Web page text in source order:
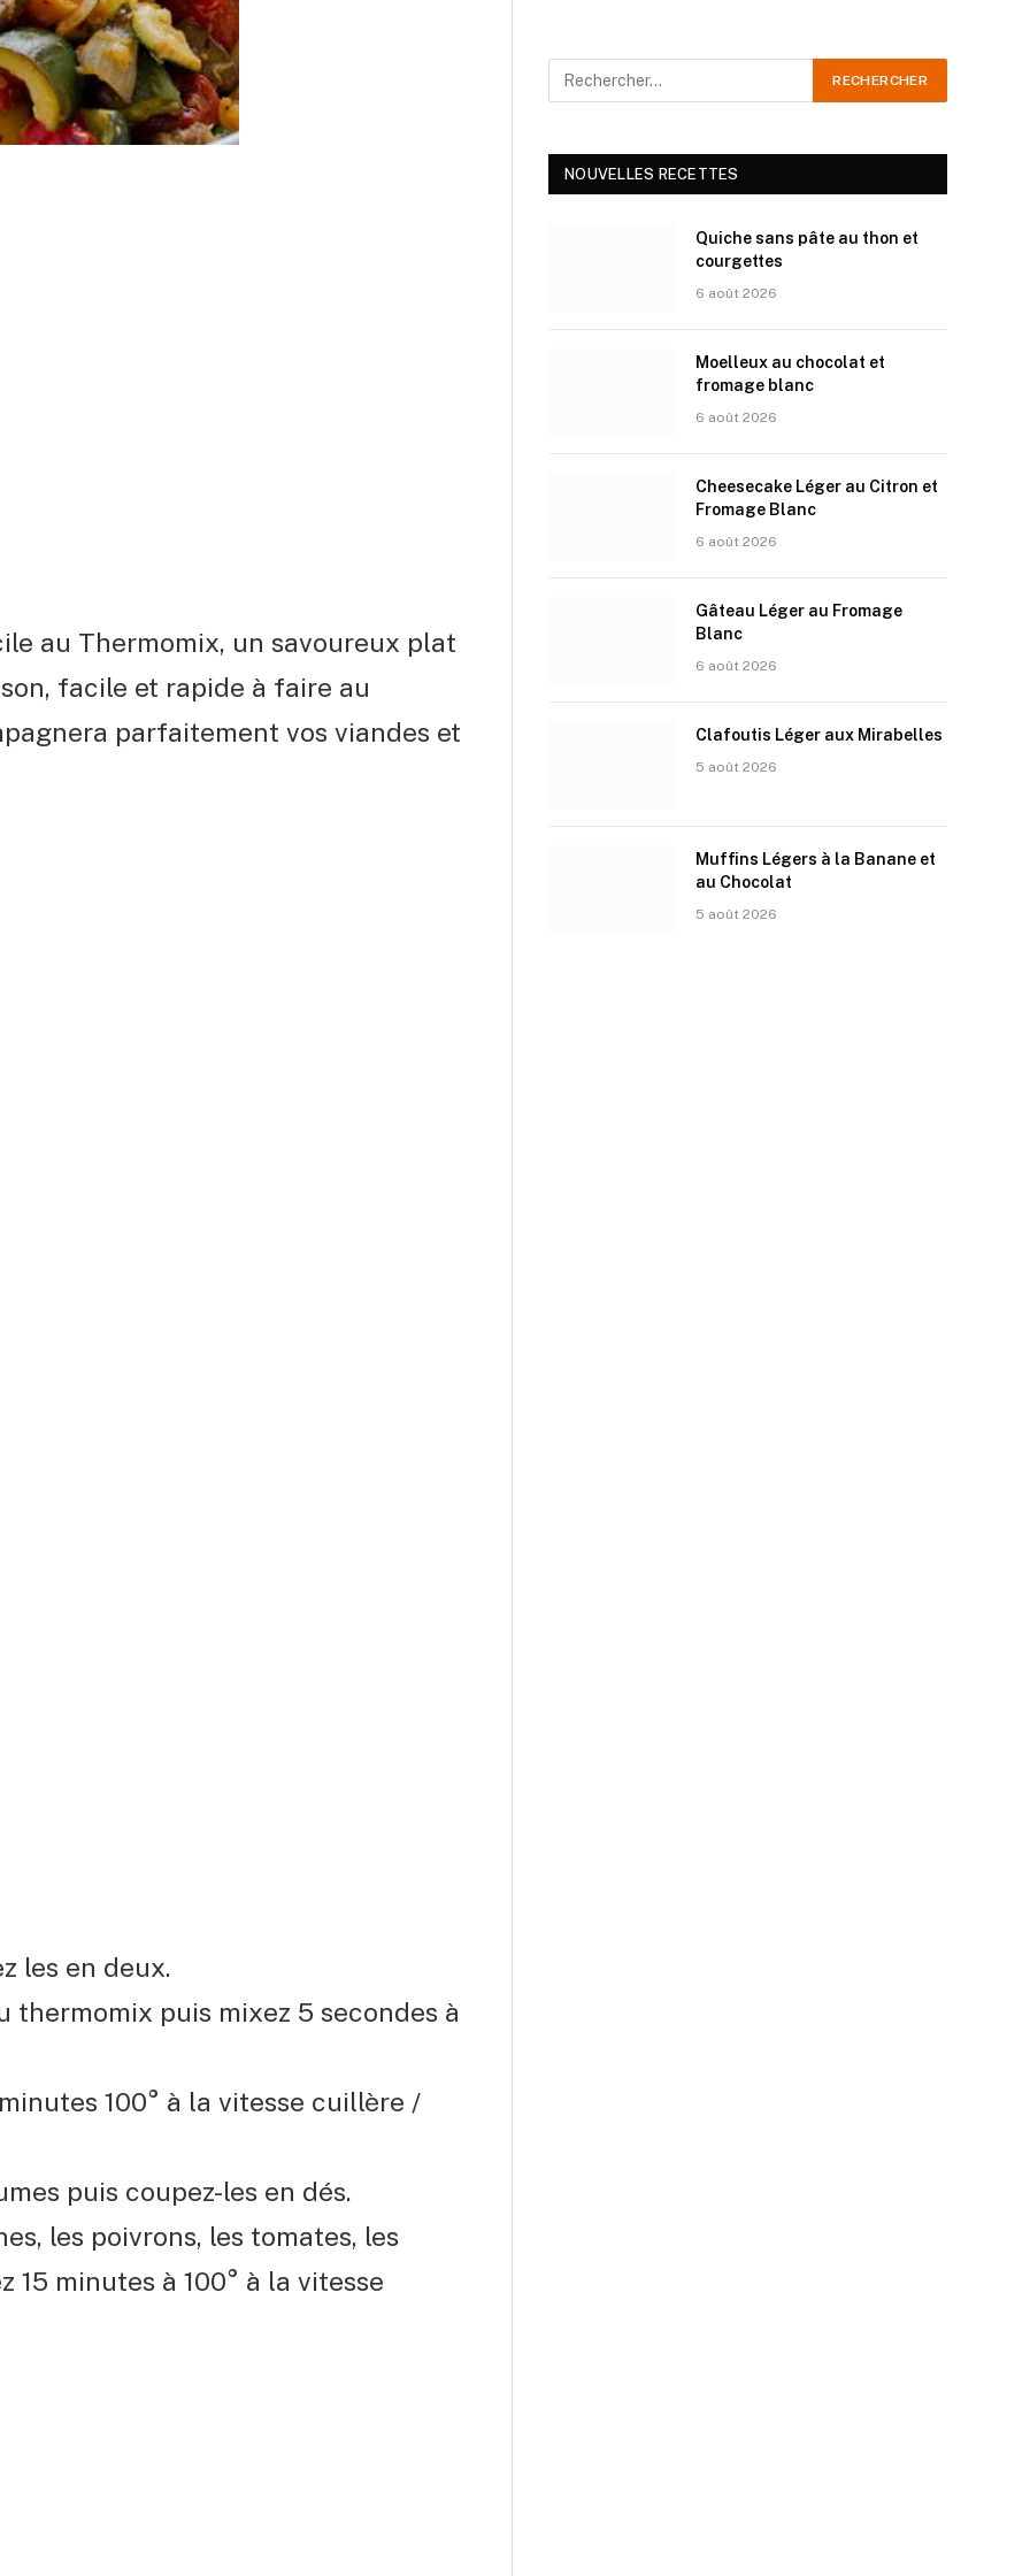
au Thermomix, un savoureux plat
facile et rapide à faire au
parfaitement vos viandes et
les en deux.
thermomix puis mixez 5 secondes à
100° à la vitesse cuillère /
puis coupez-les en dés.
les poivrons, les tomates, les
15 minutes à 100° à la vitesse
NOUVELLES RECETTES
Quiche sans pâte au thon et
courgettes
6 août 2026
Moelleux au chocolat et
fromage blanc
6 août 2026
Cheesecake Léger au Citron et
Fromage Blanc
6 août 2026
Gâteau Léger au Fromage
Blanc
6 août 2026
Clafoutis Léger aux Mirabelles
5 août 2026
Muffins Légers à la Banane et
au Chocolat
5 août 2026